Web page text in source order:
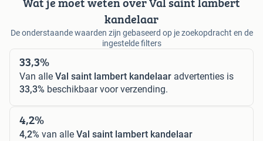
kandelaar
De onderstaande waarden zijn gebaseerd op je zoekopdracht en de
ingestelde filters
33,3%
Van alle Val saint lambert kandelaar advertenties is
33,3% beschikbaar voor verzending.
4,2%
4,2% van alle Val saint lambert kandelaar